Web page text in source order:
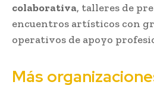
colaborativa, talleres de
encuentros artísticos con
operativos de apoyo
Más